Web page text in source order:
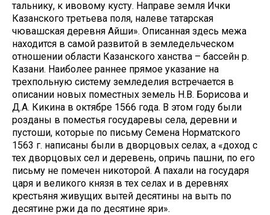
тальнику, к ивовому кусту. Направе земля Ички
Казанского третьева поля, налеве татарская
чювашская деревня Айши». Описанная здесь межа
находится в самой развитой в земледельческом
отношении области Казанского ханства – бассейн р.
Казани. Наиболее раннее прямое указание на
трехпольную систему земледелия встречается в
описании новых поместных земель Н.В. Борисова и
Д.А. Кикина в октябре 1566 года. В этом году были
розданы в поместья государевы села, деревни и
пустоши, которые по письму Семена Норматского
1563 г. написаны были в дворцовых селах, а «доход с
тех дворцовых сел и деревень, опричь пашни, по его
письму не помечен никоторой. А пахали на государя
царя и великого князя в тех селах и в деревнях
крестьяня живущих вытей десятины на выть по
десятине ржи да по десятине яри».